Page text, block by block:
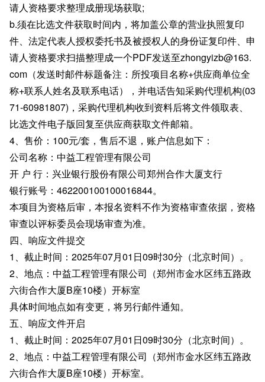
请人资格要求整理成册现场获取;
b.须在比选文件获取时间内，将加盖公章的营业执照复印
件、法定代表人授权委托书及被授权人的身份证复印件、申
请人资格要求扫描整理成一个PDF发送至zhongyizb@163.
com（发送时邮件标题备注：所投项目名称+供应商单位全
称+联系人姓名及联系电话），并电话告知采购代理机构(03
71-60981807)，采购代理机构收到资料后将文件领取表、
比选文件电子版回复至供应商获取文件邮箱。
4、售价：100元/套，售后不退，账户信息如下：
公司名称：中益工程管理有限公司
开 户 行：兴业银行股份有限公司郑州合作大厦支行
银行账号：462200100100016844。
本项目为资格后审，本报名资料不作为资格审查依据，资格
审查以评标委员会现场审查为准。
四、响应文件提交
1、截止时间：2025年07月01日09时30分（北京时间）。
2、地点：中益工程管理有限公司（郑州市金水区纬五路政
六街合作大厦B座10楼）开标室
具体时间地点如有变更，将另行邮件通知。
五、响应文件开启
1、截止时间：2025年07月01日09时30分（北京时间）。
2、地点：中益工程管理有限公司（郑州市金水区纬五路政
六街合作大厦B座10楼）开标室。